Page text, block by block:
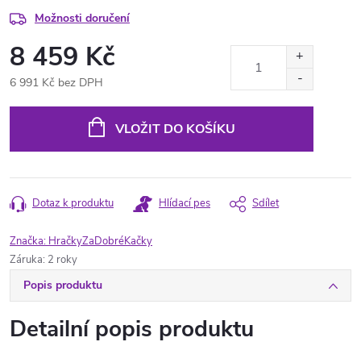
Možnosti doručení
8 459 Kč
6 991 Kč bez DPH
VLOŽIT DO KOŠÍKU
Dotaz k produktu Hlídací pes Sdílet
Značka: HračkyZaDobréKačky
Záruka: 2 roky
Popis produktu
Detailní popis produktu